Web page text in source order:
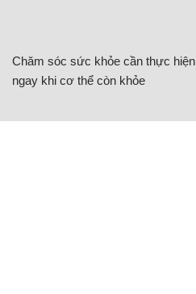
Chăm sóc sức khỏe cần thực hiện
ngay khi cơ thể còn khỏe